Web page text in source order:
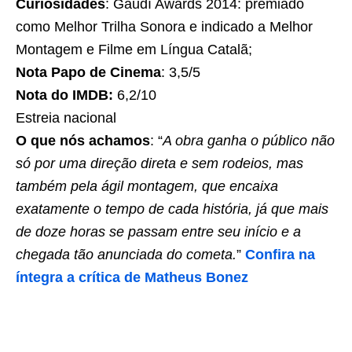
Curiosidades: Gaudí Awards 2014: premiado
como Melhor Trilha Sonora e indicado a Melhor
Montagem e Filme em Língua Catalã;
Nota Papo de Cinema: 3,5/5
Nota do IMDB: 6,2/10
Estreia nacional
O que nós achamos: “A obra ganha o público não
só por uma direção direta e sem rodeios, mas
também pela ágil montagem, que encaixa
exatamente o tempo de cada história, já que mais
de doze horas se passam entre seu início e a
chegada tão anunciada do cometa.” Confira na
íntegra a crítica de Matheus Bonez